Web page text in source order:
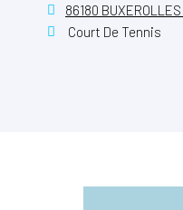
86180 BUXEROLLES
Court De Tennis